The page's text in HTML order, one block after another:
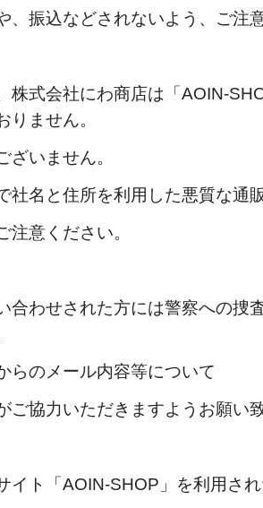
、振込などされないよう、ご注
株式会社にわ商店は「AOIN-
りません。
ざいません。
社名と住所を利用した悪質な通
注意ください。
合わせされた方には警察への捜
らのメール内容等について
ご協力いただきますようお願い
イト「AOIN-SHOP」を利用さ